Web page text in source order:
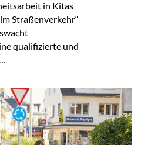
in Kitas
Straßenverkehr“
qualifizierte und